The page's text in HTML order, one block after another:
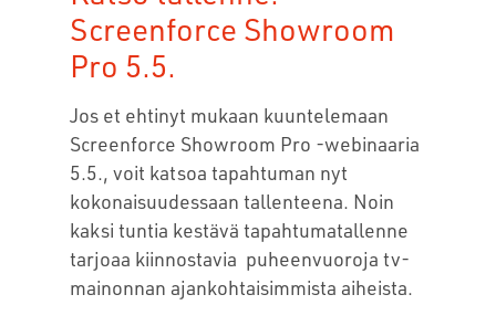
Screenforce Showroom
Pro 5.5.
Jos et ehtinyt mukaan kuuntelemaan
Screenforce Showroom Pro -webinaaria
5.5., voit katsoa tapahtuman nyt
kokonaisuudessaan tallenteena. Noin
kaksi tuntia kestävä tapahtumatallenne
tarjoaa kiinnostavia puheenvuoroja tv-
mainonnan ajankohtaisimmista aiheista.